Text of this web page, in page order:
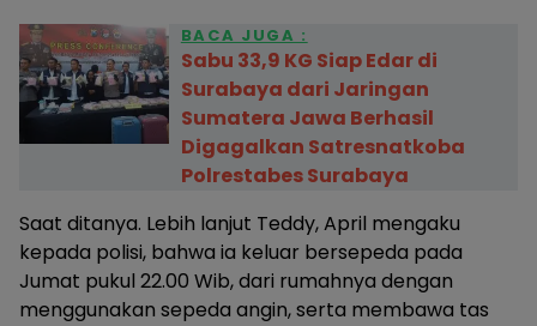
BACA JUGA :
Sabu 33,9 KG Siap Edar di
Surabaya dari Jaringan
Sumatera Jawa Berhasil
Digagalkan Satresnatkoba
Polrestabes Surabaya
Saat ditanya. Lebih lanjut Teddy, April mengaku
kepada polisi, bahwa ia keluar bersepeda pada
Jumat pukul 22.00 Wib, dari rumahnya dengan
menggunakan sepeda angin, serta membawa tas